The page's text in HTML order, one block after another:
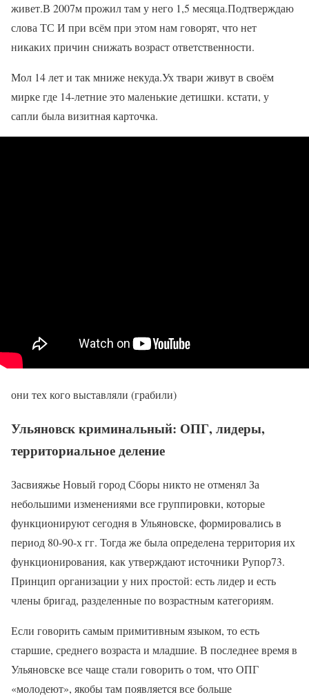
живет.В 2007м прожил там у него 1,5 месяца.Подтверждаю
слова ТС И при всём при этом нам говорят, что нет
никаких причин снижать возраст ответственности.
Мол 14 лет и так мниже некуда.Ух твари живут в своём
мирке где 14-летние это маленькие детишки. кстати, у
сапли была визитная карточка.
они тех кого выставляли (грабили)
Ульяновск криминальный: ОПГ, лидеры,
территориальное деление
Засвияжье Новый город Сборы никто не отменял За
небольшими изменениями все группировки, которые
функционируют сегодня в Ульяновске, формировались в
период 80-90-х гг. Тогда же была определена территория их
функционирования, как утверждают источники Рупор73.
Принцип организации у них простой: есть лидер и есть
члены бригад, разделенные по возрастным категориям.
Если говорить самым примитивным языком, то есть
старшие, среднего возраста и младшие. В последнее время в
Ульяновске все чаще стали говорить о том, что ОПГ
«молодеют», якобы там появляется все больше